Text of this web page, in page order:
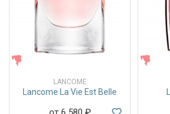
LANCOME
Lancome La Vie Est Belle